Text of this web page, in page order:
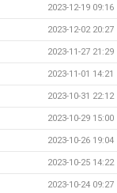
2023-12-19 09:16
2023-12-02 20:27
2023-11-27 21:29
2023-11-01 14:21
2023-10-31 22:12
2023-10-29 15:00
2023-10-26 19:04
2023-10-25 14:22
2023-10-24 09:27